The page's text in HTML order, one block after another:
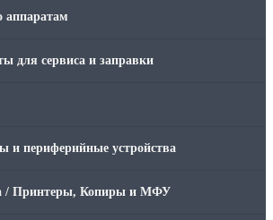
аппаратам
для сервиса и заправки
и периферийные устройства
/ Принтеры, Копиры и МФУ